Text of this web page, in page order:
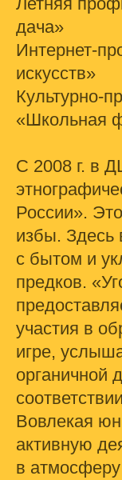
дача»
Интернет-
искусств»
Культурно-
«Школьная
С 2008 г. в
России».
избы. Здесь
с бытом и
предков.
участия в
игре,
органичной
Вовлекая
активную
в